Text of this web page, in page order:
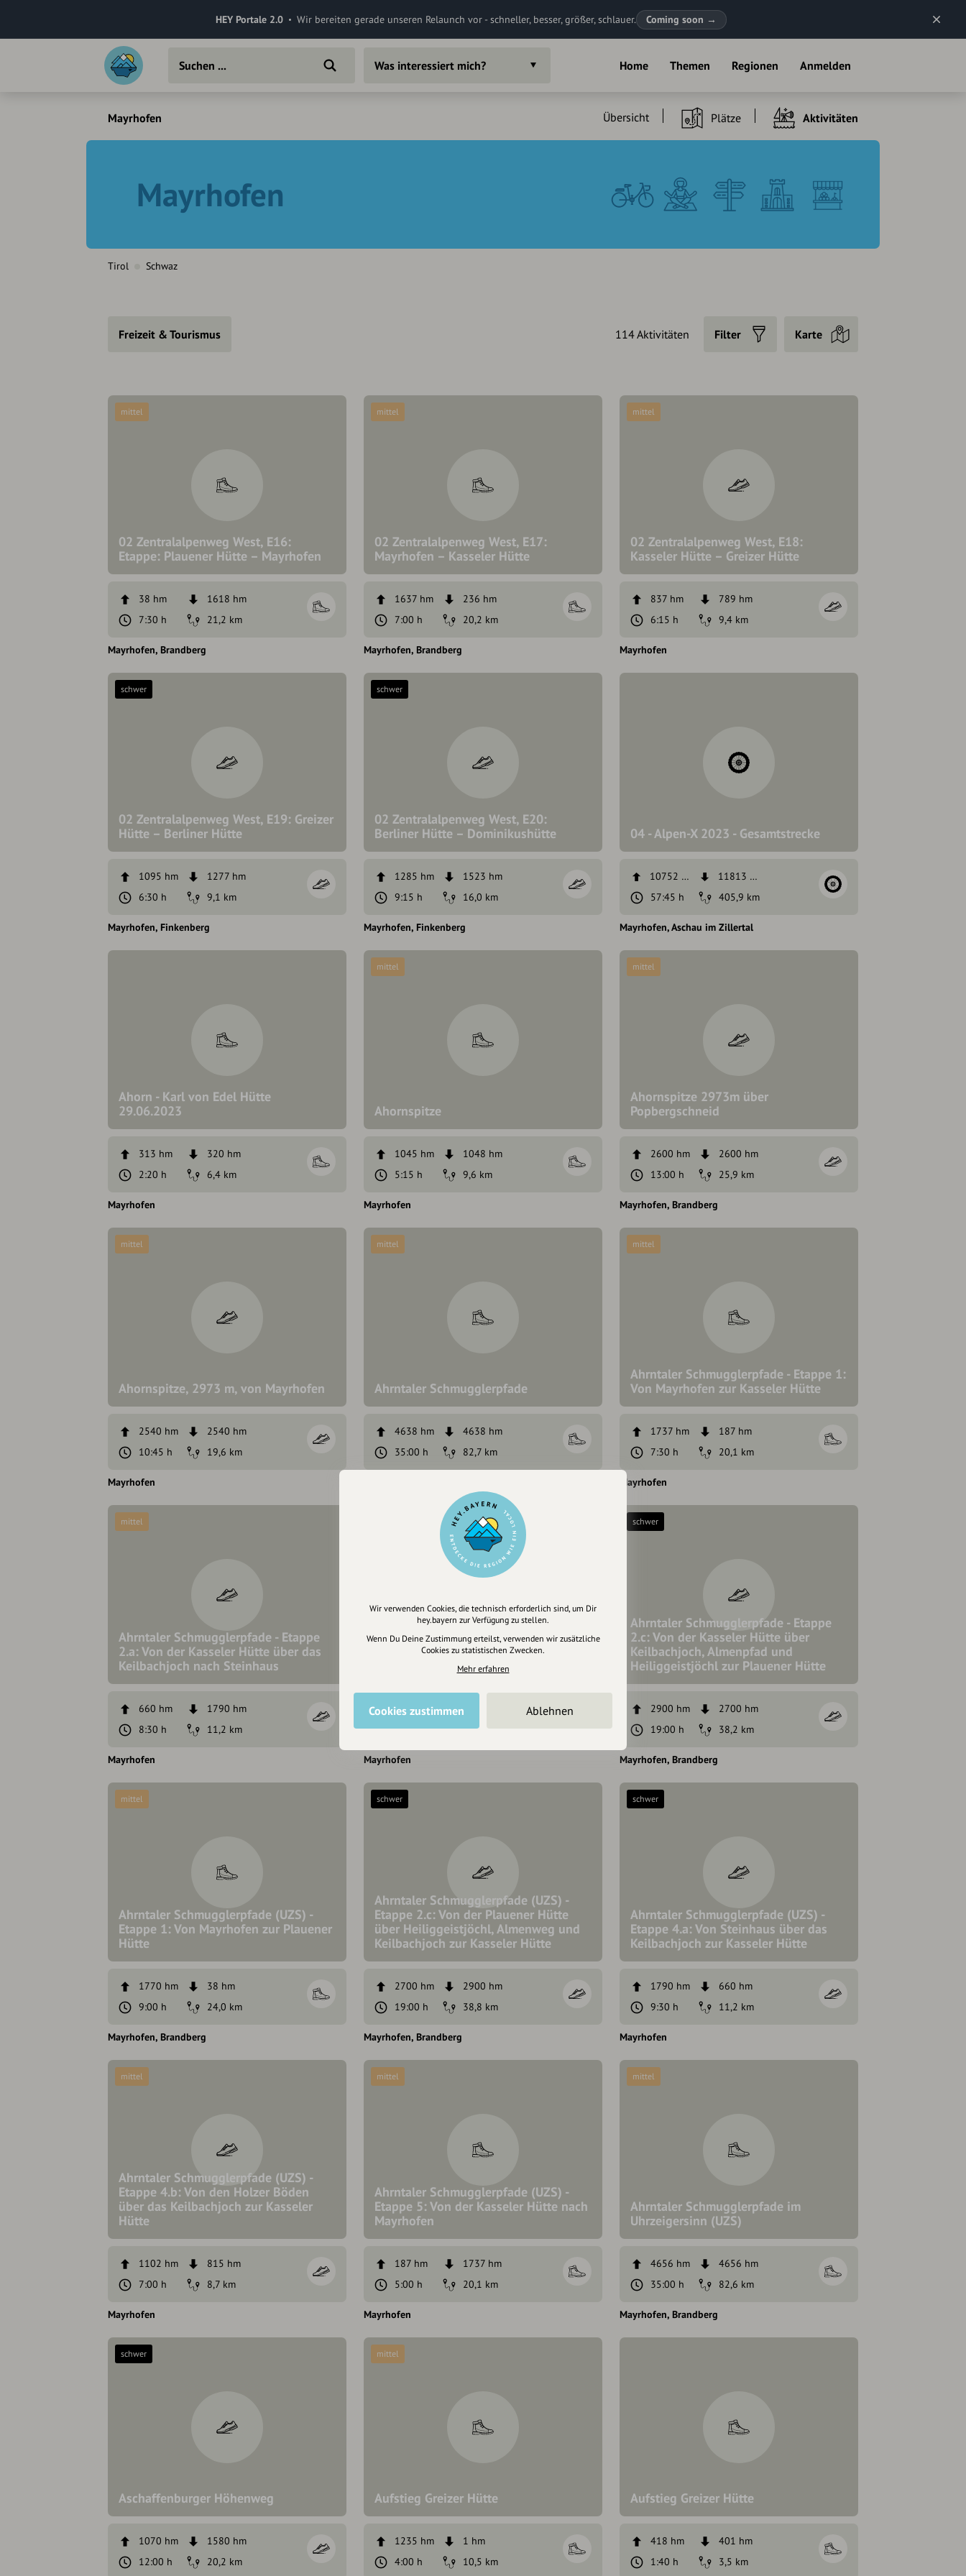
HEY Portale 2.0 Wir bereiten gerade unseren Relaunch vor - schneller, besser, größer, schlauer. Coming soon →
Home Themen Regionen Anmelden
Was interessiert mich?
Mayrhofen Übersicht Plätze Aktivitäten
Mayrhofen
Tirol Schwaz
Freizeit & Tourismus 114 Aktivitäten Filter Karte
02 Zentralalpenweg West, E16:
Etappe: Plauener Hütte – Mayrhofen
mittel
38 hm
1618 hm
7:30 h
21,2 km
Mayrhofen Brandberg
02 Zentralalpenweg West, E17:
Mayrhofen – Kasseler Hütte
mittel
1637 hm
236 hm
7:00 h
20,2 km
Mayrhofen Brandberg
02 Zentralalpenweg West, E18:
Kasseler Hütte – Greizer Hütte
mittel
837 hm
789 hm
6:15 h
9,4 km
Mayrhofen
02 Zentralalpenweg West, E19: Greizer
Hütte – Berliner Hütte
schwer
1095 hm
1277 hm
6:30 h
9,1 km
Mayrhofen Finkenberg
02 Zentralalpenweg West, E20:
Berliner Hütte – Dominikushütte
schwer
1285 hm
1523 hm
9:15 h
16,0 km
Mayrhofen Finkenberg
04 - Alpen-X 2023 - Gesamtstrecke
10752 hm
11813 hm
57:45 h
405,9 km
Mayrhofen Aschau im Zillertal
Ahorn - Karl von Edel Hütte
29.06.2023
313 hm
320 hm
2:20 h
6,4 km
Mayrhofen
Ahornspitze
mittel
1045 hm
1048 hm
5:15 h
9,6 km
Mayrhofen
Ahornspitze 2973m über
Popbergschneid
mittel
2600 hm
2600 hm
13:00 h
25,9 km
Mayrhofen Brandberg
Ahornspitze, 2973 m, von Mayrhofen
mittel
2540 hm
2540 hm
10:45 h
19,6 km
Mayrhofen
Ahrntaler Schmugglerpfade
mittel
4638 hm
4638 hm
35:00 h
82,7 km
Ahrntaler Schmugglerpfade - Etappe 1:
Von Mayrhofen zur Kasseler Hütte
mittel
1737 hm
187 hm
7:30 h
20,1 km
Mayrhofen
Ahrntaler Schmugglerpfade - Etappe
2.a: Von der Kasseler Hütte über das
Keilbachjoch nach Steinhaus
mittel
660 hm
1790 hm
8:30 h
11,2 km
Mayrhofen
Ahrntaler Schmugglerpfade - Etappe
2.b: Von der Kasseler Hütte über das
Keilbachjoch zu den Holzerböden
765 hm
1051 hm
7:00 h
8,8 km
Mayrhofen
Ahrntaler Schmugglerpfade - Etappe
2.c: Von der Kasseler Hütte über
Keilbachjoch, Almenpfad und
Heiliggeistjöchl zur Plauener Hütte
schwer
2900 hm
2700 hm
19:00 h
38,2 km
Mayrhofen Brandberg
Ahrntaler Schmugglerpfade (UZS) -
Etappe 1: Von Mayrhofen zur Plauener
Hütte
mittel
1770 hm
38 hm
9:00 h
24,0 km
Mayrhofen Brandberg
Ahrntaler Schmugglerpfade (UZS) -
Etappe 2.c: Von der Plauener Hütte
über Heiliggeistjöchl, Almenweg und
Keilbachjoch zur Kasseler Hütte
schwer
2700 hm
2900 hm
19:00 h
38,8 km
Mayrhofen Brandberg
Ahrntaler Schmugglerpfade (UZS) -
Etappe 4.a: Von Steinhaus über das
Keilbachjoch zur Kasseler Hütte
schwer
1790 hm
660 hm
9:30 h
11,2 km
Mayrhofen
Ahrntaler Schmugglerpfade (UZS) -
Etappe 4.b: Von den Holzer Böden
über das Keilbachjoch zur Kasseler
Hütte
mittel
1102 hm
815 hm
7:00 h
8,7 km
Mayrhofen
Ahrntaler Schmugglerpfade (UZS) -
Etappe 5: Von der Kasseler Hütte nach
Mayrhofen
mittel
187 hm
1737 hm
5:00 h
20,1 km
Mayrhofen
Ahrntaler Schmugglerpfade im
Uhrzeigersinn (UZS)
mittel
4656 hm
4656 hm
35:00 h
82,6 km
Mayrhofen Brandberg
Aschaffenburger Höhenweg
schwer
1070 hm
1580 hm
12:00 h
20,2 km
Aufstieg Greizer Hütte
mittel
1235 hm
1 hm
4:00 h
10,5 km
Aufstieg Greizer Hütte
418 hm
401 hm
1:40 h
3,5 km
Wir verwenden Cookies, die technisch erforderlich sind, um Dir
hey.bayern zur Verfügung zu stellen.
Wenn Du Deine Zustimmung erteilst, verwenden wir zusätzliche
Cookies zu statistischen Zwecken.
Mehr erfahren
Cookies zustimmen Ablehnen